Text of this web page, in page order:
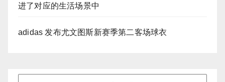
进了对应的生活场景中
adidas 发布尤文图斯新赛季第二客场球衣